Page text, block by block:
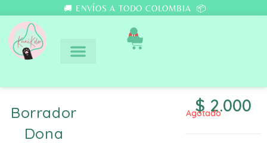
🚚 ENVÍOS A TODO COLOMBIA 📦
0
Borrador
Dona
$ 2.000
Agotado